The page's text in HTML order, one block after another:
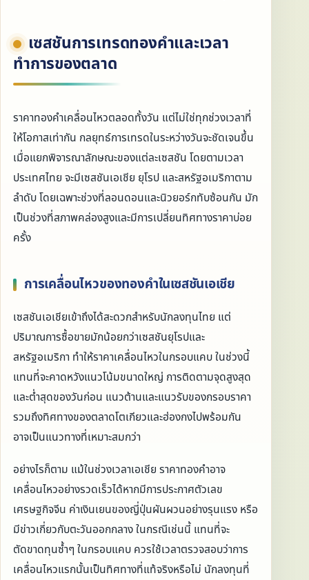
เซสชันการเทรดทองคำและเวลา
ทำการของตลาด
ราคาทองคำเคลื่อนไหวตลอดทั้งวัน แต่ไม่ใช่ทุกช่วงเวลาที่
ให้โอกาสเท่ากัน กลยุทธ์การเทรดในระหว่างวันจะชัดเจนขึ้น
เมื่อแยกพิจารณาลักษณะของแต่ละเซสชัน โดยตามเวลา
ประเทศไทย จะมีเซสชันเอเชีย ยุโรป และสหรัฐอเมริกาตาม
ลำดับ โดยเฉพาะช่วงที่ลอนดอนและนิวยอร์กทับซ้อนกัน มัก
เป็นช่วงที่สภาพคล่องสูงและมีการเปลี่ยนทิศทางราคาบ่อย
ครั้ง
การเคลื่อนไหวของทองคำในเซสชันเอเชีย
เซสชันเอเชียเข้าถึงได้สะดวกสำหรับนักลงทุนไทย แต่
ปริมาณการซื้อขายมักน้อยกว่าเซสชันยุโรปและ
สหรัฐอเมริกา ทำให้ราคาเคลื่อนไหวในกรอบแคบ ในช่วงนี้
แทนที่จะคาดหวังแนวโน้มขนาดใหญ่ การติดตามจุดสูงสุด
และต่ำสุดของวันก่อน แนวต้านและแนวรับของกรอบราคา
รวมถึงทิศทางของตลาดโตเกียวและฮ่องกงไปพร้อมกัน
อาจเป็นแนวทางที่เหมาะสมกว่า
อย่างไรก็ตาม แม้ในช่วงเวลาเอเชีย ราคาทองคำอาจ
เคลื่อนไหวอย่างรวดเร็วได้หากมีการประกาศตัวเลข
เศรษฐกิจจีน ค่าเงินเยนของญี่ปุ่นผันผวนอย่างรุนแรง หรือ
มีข่าวเกี่ยวกับตะวันออกกลาง ในกรณีเช่นนี้ แทนที่จะ
ตัดขาดทุนซ้ำๆ ในกรอบแคบ ควรใช้เวลาตรวจสอบว่าการ
เคลื่อนไหวแรกนั้นเป็นทิศทางที่แท้จริงหรือไม่ นักลงทุนที่